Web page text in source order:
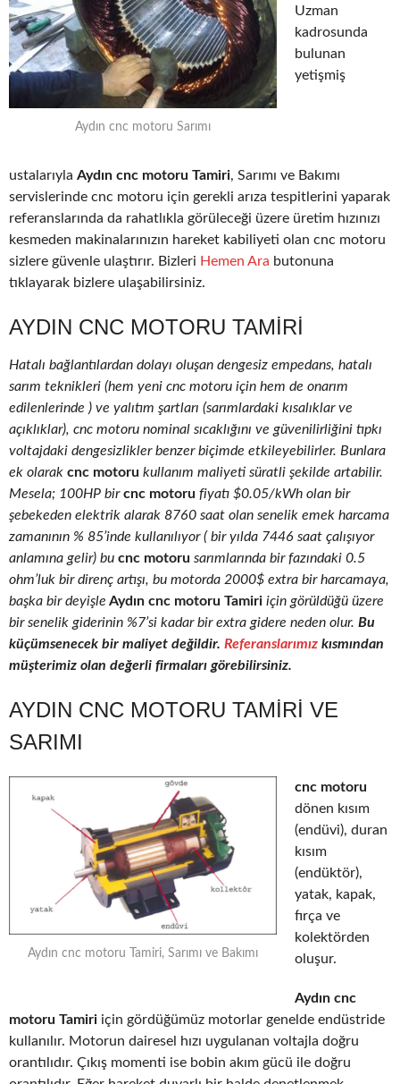
Aydın cnc motoru Sarımı
Uzman
kadrosunda
bulunan
yetişmiş
ustalarıyla Aydın cnc motoru Tamiri, Sarımı ve Bakımı
servislerinde cnc motoru için gerekli arıza tespitlerini yaparak
referanslarında da rahatlıkla görüleceği üzere üretim hızınızı
kesmeden makinalarınızın hareket kabiliyeti olan cnc motoru
sizlere güvenle ulaştırır. Bizleri Hemen Ara butonuna
tıklayarak bizlere ulaşabilirsiniz.
AYDIN CNC MOTORU TAMIRI
Hatalı bağlantılardan dolayı oluşan dengesiz empedans, hatalı
sarım teknikleri (hem yeni cnc motoru için hem de onarım
edilenlerinde ) ve yalıtım şartları (sarımlardaki kısalıklar ve
açıklıklar), cnc motoru nominal sıcaklığını ve güvenilirliğini tıpkı
voltajdaki dengesizlikler benzer biçimde etkileyebilirler. Bunlara
ek olarak cnc motoru kullanım maliyeti süratli şekilde artabilir.
Mesela; 100HP bircnc motoru fiyatı $0.05/kWh olan bir
şebekeden elektrik alarak 8760 saat olan senelik emek harcama
zamanının % 85’inde kullanılıyor ( bir yılda 7446 saat çalışıyor
anlamına gelir) bu cnc motoru sarımlarında bir fazındaki 0.5
ohm’luk bir direnç artışı, bu motorda 2000$ extra bir harcamaya,
başka bir deyişle Aydın cnc motoru Tamiri için görüldüğü üzere
bir senelik giderinin %7’si kadar bir extra gidere neden olur. Bu
küçümsenecek bir maliyet değildir. Referanslarımız kısmından
müşterimiz olan değerli firmaları görebilirsiniz.
AYDIN CNC MOTORU TAMIRI VE
SARIMI
Aydın cnc motoru Tamiri, Sarımı ve Bakımı
cnc motoru
dönen kısım
(endüvi), duran
kısım
(endüktör),
yatak, kapak,
fırça ve
kolektörden
oluşur.
Aydın cnc
motoru Tamiri için gördüğümüz motorlar genelde endüstride
kullanılır. Motorun dairesel hızı uygulanan voltajla doğru
orantılıdır. Çıkış momenti ise bobin akım gücü ile doğru